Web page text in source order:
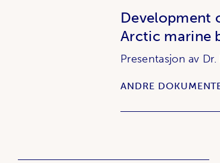
Development
Arctic marine
Presentasjon av
ANDRE